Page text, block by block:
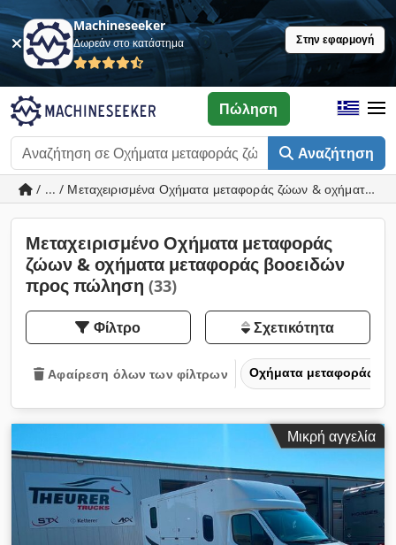
Machineseeker
Δωρεάν στο κατάστημα Στην εφαρμογή
Αναζήτηση
Πώληση
/ ... / Μεταχειρισμένα Οχήματα μεταφοράς ζώων & οχήματα
Μεταχειρισμένο Οχήματα μεταφοράς
ζώων & οχήματα μεταφοράς βοοειδών
προς πώληση (33)
Φίλτρο Σχετικότητα
Αφαίρεση όλων των φίλτρων Οχήματα μεταφοράς
Μικρή αγγελία